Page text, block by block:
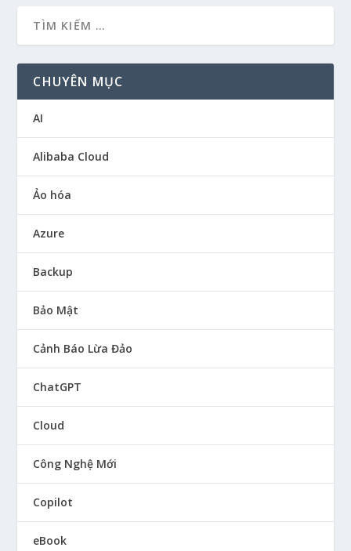
CHUYÊN MỤC
AI
Alibaba Cloud
Ảo hóa
Azure
Backup
Bảo Mật
Cảnh Báo Lừa Đảo
ChatGPT
Cloud
Công Nghệ Mới
Copilot
eBook